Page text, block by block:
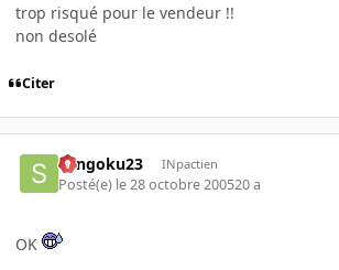
trop risqué pour le vendeur !!
non desolé
Citer
Sangoku23 INpactien
Posté(e) le 28 octobre 200520 a
OK